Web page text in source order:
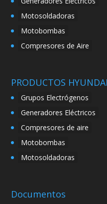
Motosoldadoras
Motobombas
Compresores de Aire
PRODUCTOS HYUNDAI
Grupos Electrógenos
Generadores Eléctricos
Compresores de aire
Motobombas
Motosoldadoras
Documentos